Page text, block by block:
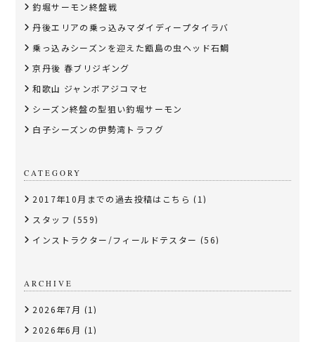
釣堀サーモン終盤戦
丹後エリアの乗っ込みマダイディープタイラバ
乗っ込みシーズンを迎えた甑島の虫ヘッド石鯛
京丹後 春ブリジギング
和歌山 ジャンボアジコマセ
シーズン終盤の型狙い釣堀サーモン
白子シーズンの伊勢湾トラフグ
CATEGORY
2017年10月までの過去投稿はこちら (1)
スタッフ (559)
インストラクター/フィールドテスター (56)
ARCHIVE
2026年7月 (1)
2026年6月 (1)